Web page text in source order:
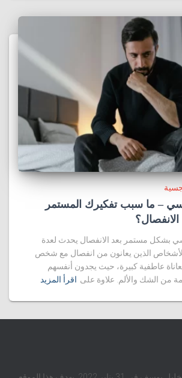
– ما سبب تفكيرك المستمر
بشكل مستمر بعد الانفصال يحدث لعدة
الذين يعانون من انفصال مع شخص
عاطفية كبيرة، حيث يجدون أنفسهم
من الشك والألم. علاوة على اقرأ المزيد